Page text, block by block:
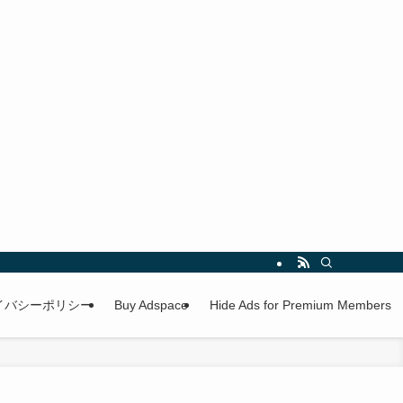
バシーポリシー Buy Adspace Hide Ads for Premium Members